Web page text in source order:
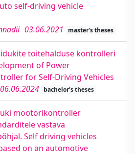
self-driving vehicle
03.06.2021 master's theses
toitehalduse kontrolleri
of Power
for Self-Driving Vehicles
06.06.2024 bachelor's theses
mootorikontroller
vastava
Self driving vehicles
on an automotive